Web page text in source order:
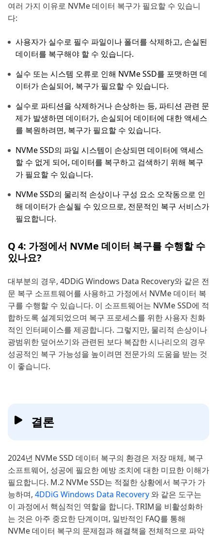
여러 가지 이유로 NVMe 데이터 복구가 필요할 수 있습니
다:
사용자가 실수로 필수 파일이나 폴더를 삭제하고, 손실된
데이터를 복구해야 할 수 있습니다.
실수 또는 시스템 오류로 인해 NVMe SSD를 포맷하면 데
이터가 손실되어, 복구가 필요할 수 있습니다.
실수로 파티션을 삭제하거나 손상하는 등, 파티션 관련 문
제가 발생하면 데이터가, 손실되어 데이터에 대한 액세스
를 복원하려면, 복구가 필요할 수 있습니다.
NVMe SSD의 파일 시스템이 손상되면 데이터에 액세스
할 수 없게 되어, 데이터를 복구하고 검색하기 위해 복구
가 필요할 수 있습니다.
NVMe SSD의 물리적 손상이나 구성 요소 오작동으로 인
해 데이터가 손실될 수 있으므로, 전문적인 복구 서비스가
필요합니다.
Q 4: 가정에서 NVMe 데이터 복구를 수행할 수
있나요?
대부분의 경우, 4DDiG Windows Data Recovery와 같은 전
문 복구 소프트웨어를 사용하고 가정에서 NVMe 데이터 복
구를 수행할 수 있습니다. 이 소프트웨어는 NVMe SSD에 적
합하도록 설계되었으며 복구 프로세스를 위한 사용자 친화
적인 인터페이스를 제공합니다. 그렇지만, 물리적 손상이나
광범위한 덮어쓰기와 관련된 보다 복잡한 시나리오의 경우
성공적인 복구 가능성을 높이려면 전문가의 도움을 받는 것
이 좋습니다.
결론
2024년 NVMe SSD 데이터 복구의 환경은 저장 매체, 복구
소프트웨어, 성공에 필요한 예방 조치에 대한 미묘한 이해가
필요합니다. M.2 NVMe SSD는 적절한 상황에서 복구가 가
능하며, 4DDiG Windows Data Recovery 와 같은 도구는
이 과정에서 핵심적인 역할을 합니다. TRIM을 비활성화하
는 것은 아주 중요한 단계이며, 일반적인 FAQ를 통해
NVMe 데이터 복구의 문제점과 해결책을 전체적으로 파악